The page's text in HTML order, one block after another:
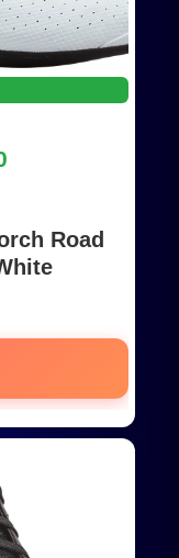
Road